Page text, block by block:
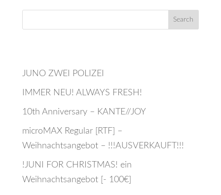
JUNO ZWEI POLIZEI
IMMER NEU! ALWAYS FRESH!
10th Anniversary – KANTE//JOY
microMAX Regular [RTF] –
Weihnachtsangebot – !!!AUSVERKAUFT!!!
!JUNI FOR CHRISTMAS! ein
Weihnachtsangebot [- 100€]